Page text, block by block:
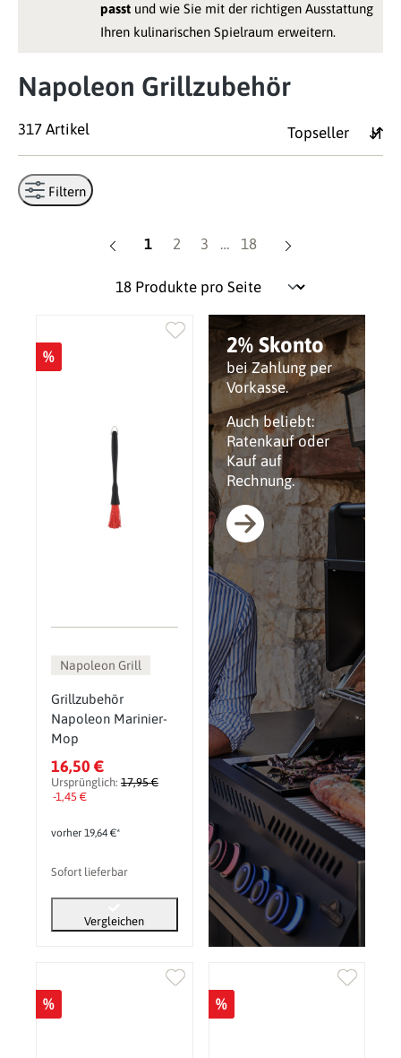
passt und wie Sie mit der richtigen Ausstattung
Ihren kulinarischen Spielraum erweitern.
Napoleon Grillzubehör
317 Artikel
Filtern
Seite
1 Seite
2 Seite
3 … Seite
18
2% Skonto
bei Zahlung per
Vorkasse.
Auch beliebt:
Ratenkauf oder
Kauf auf
Rechnung.
%
Napoleon Grill
Grillzubehör
Napoleon Marinier-
Mop
16,50 €
Ursprünglich: 17,95 €
-1,45 €
vorher 19,64 €*
Sofort lieferbar
Vergleichen
% %